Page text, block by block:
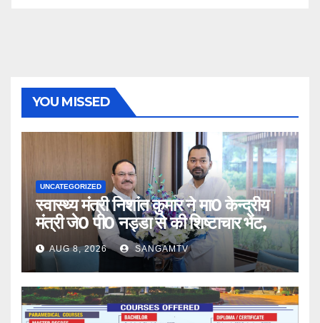
YOU MISSED
UNCATEGORIZED
स्वास्थ्य मंत्री निशांत कुमार ने मा0 केन्द्रीय
मंत्री जे0 पी0 नड्डा से की शिष्टाचार भेंट,
AUG 8, 2026 SANGAMTV